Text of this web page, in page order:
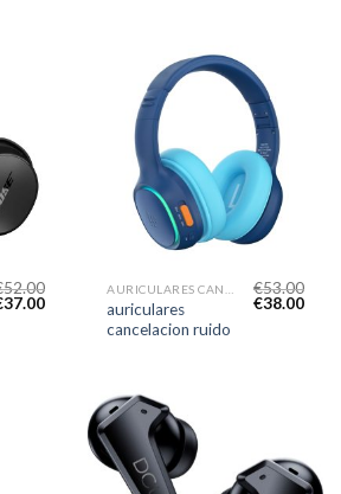
52.00
37.00
auriculares
cancelacion ruido
€53.00
€38.00